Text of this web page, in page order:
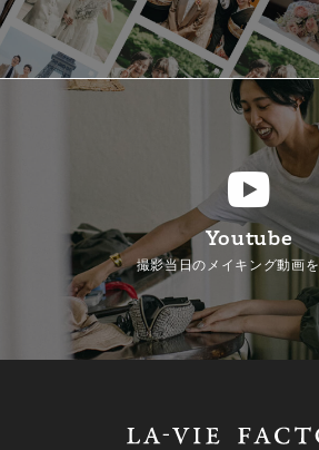
Youtube
撮影当日のメイキング動画